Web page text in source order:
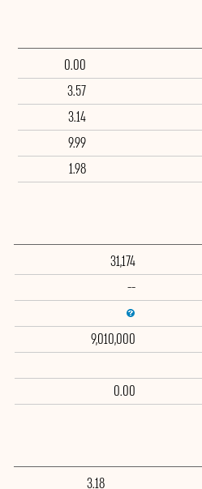
0.00
3.57
3.14
9.99
1.98
31,174
--
9,010,000
0.00
3.18